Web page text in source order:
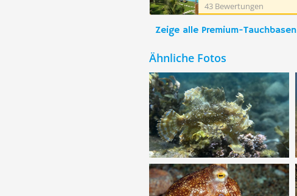
43 Bewertungen
Zeige alle Premium-Tauchbasen
Ähnliche Fotos